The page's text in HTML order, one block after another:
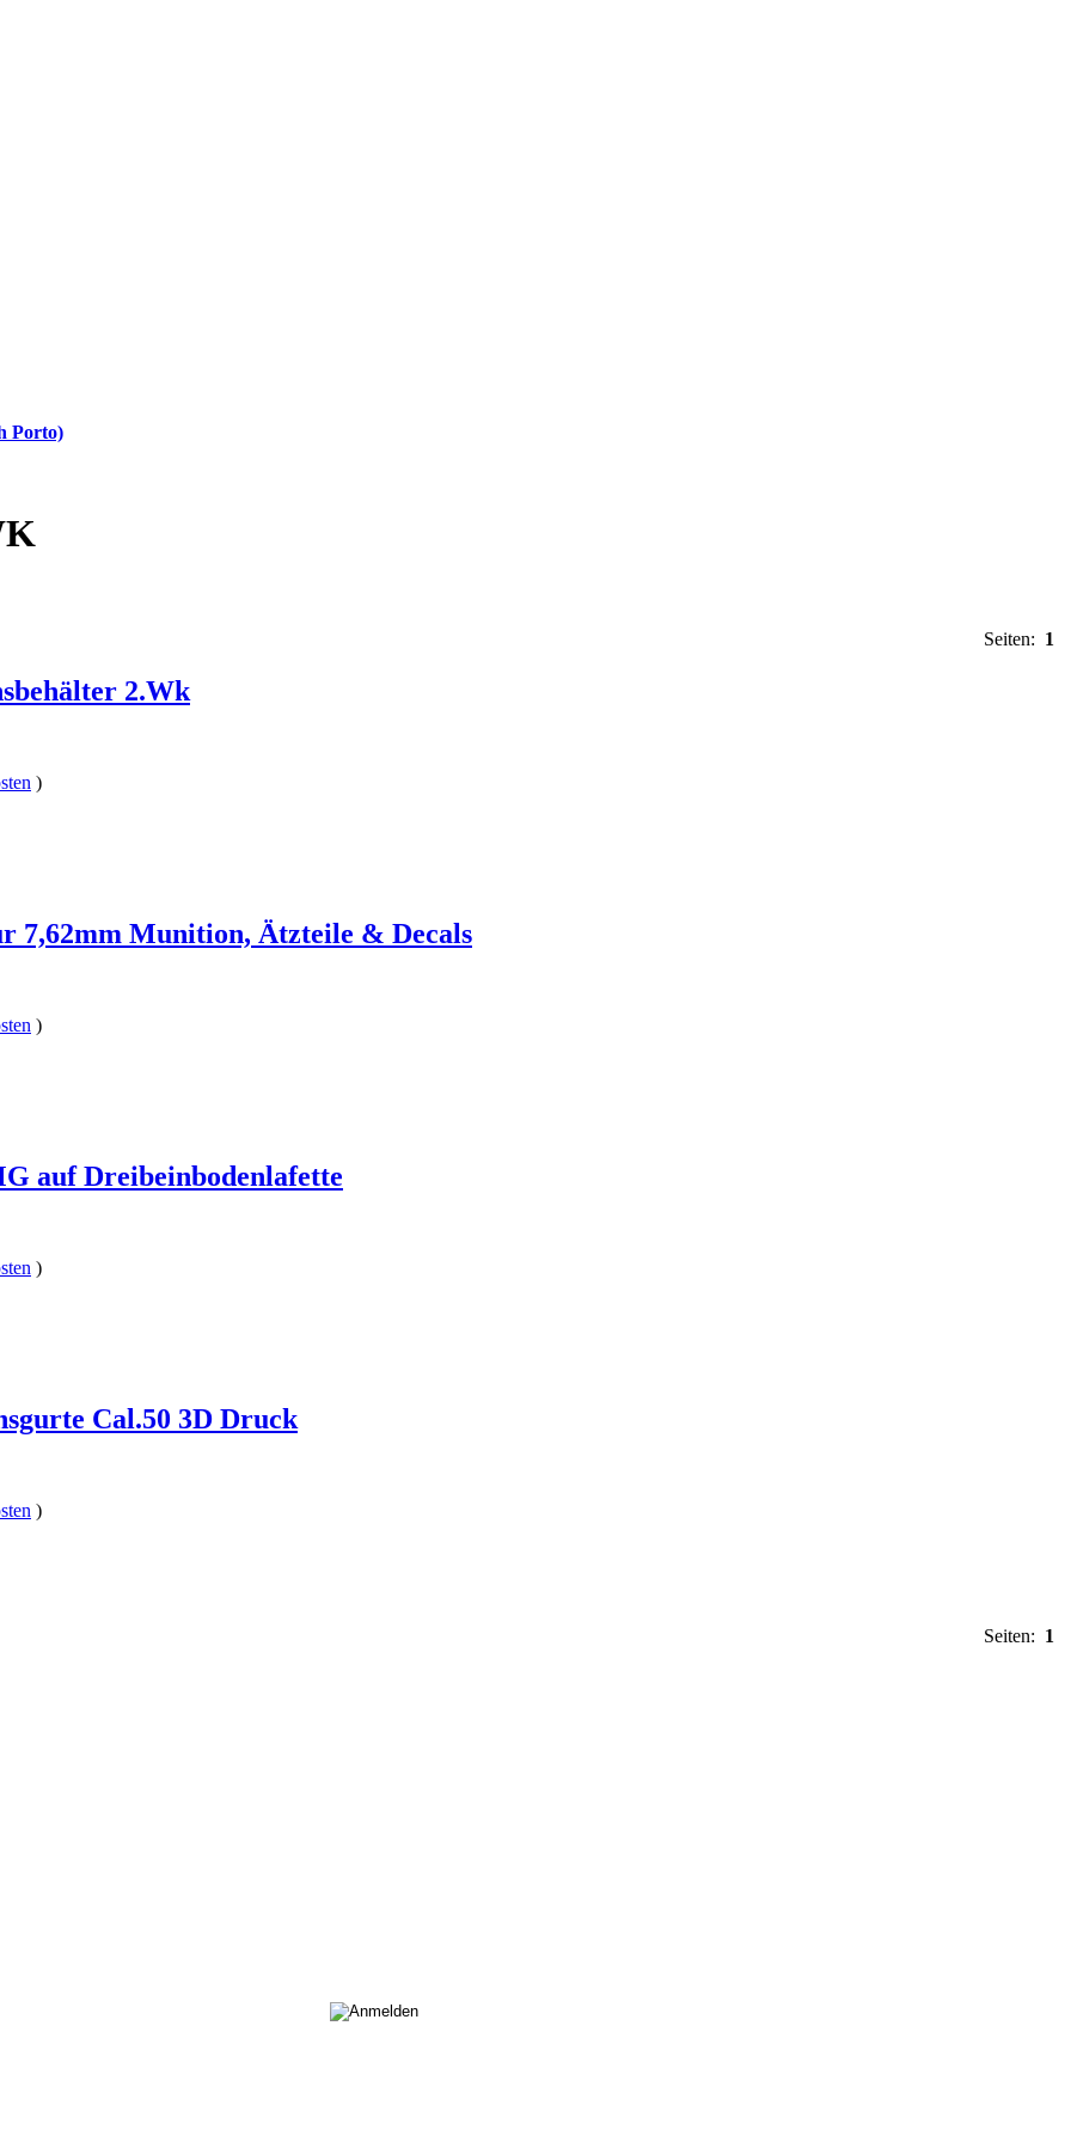
Porto)
Seiten: 1
2.Wk
)
7,62mm Munition, Ätzteile & Decals
)
auf Dreibeinbodenlafette
)
Cal.50 3D Druck
)
Seiten: 1